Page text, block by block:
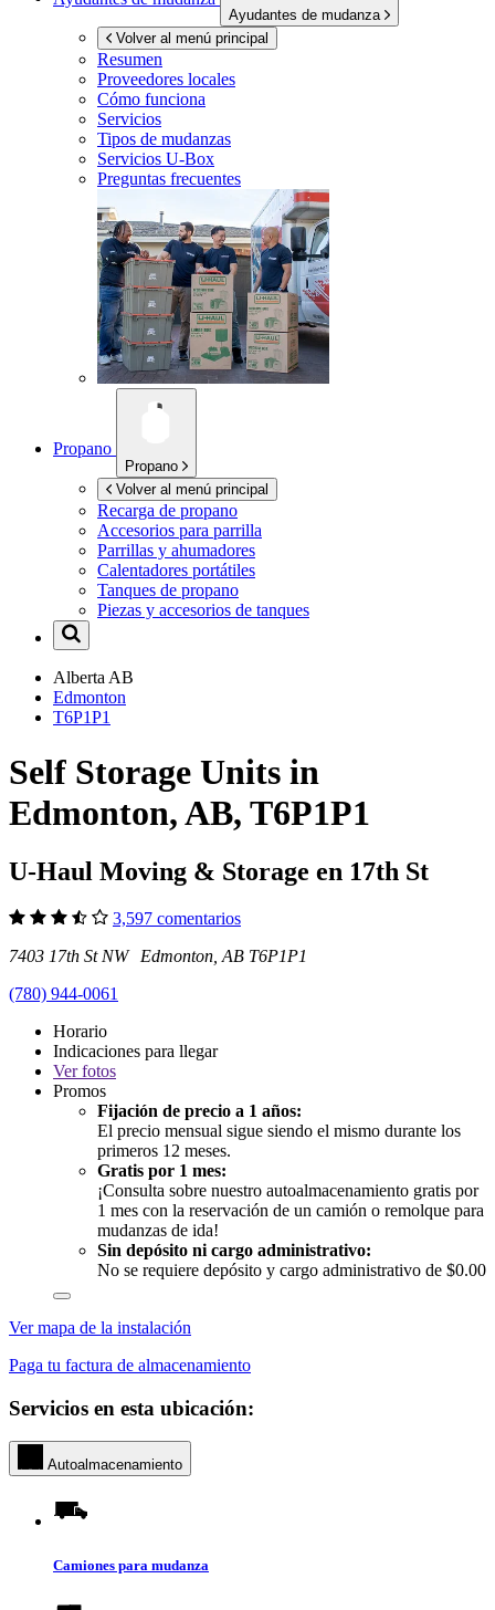
Ayudantes de mudanza
Volver al menú principal
Resumen
Proveedores locales
Cómo funciona
Servicios
Tipos de mudanzas
Servicios U-Box
Preguntas frecuentes
Propano
Propano
Volver al menú principal
Recarga de propano
Accesorios para parrilla
Parrillas y ahumadores
Calentadores portátiles
Tanques de propano
Piezas y accesorios de tanques
Alberta AB
Edmonton
T6P1P1
Self Storage Units in
Edmonton, AB, T6P1P1
U-Haul Moving & Storage en 17th St
3,597 comentarios
7403 17th St NW Edmonton, AB T6P1P1
(780) 944-0061
Horario
Indicaciones para llegar
Verfotos
Promos
Fijación de precio a 1 años:
El precio mensual sigue siendo el mismo durante los
primeros 12 meses.
Gratis por 1 mes:
¡Consulta sobre nuestro autoalmacenamiento gratis por
1 mes con la reservación de un camión o remolque para
mudanzas de ida!
Sin depósito ni cargo administrativo:
No se requiere depósito y cargo administrativo de $0.00
Ver mapa de la instalación
Paga tu factura de almacenamiento
Servicios en esta ubicación:
Autoalmacenamiento
Camiones para mudanza